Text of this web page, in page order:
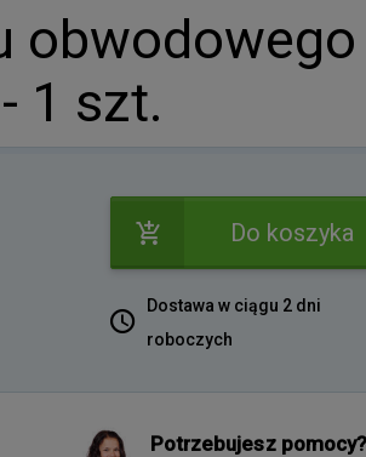
obwodowego
1 szt.
Do koszyka
Dostawa w ciągu 2 dni
roboczych
Potrzebujesz pomocy?